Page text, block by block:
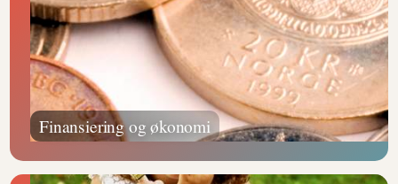
Finansiering og økonomi